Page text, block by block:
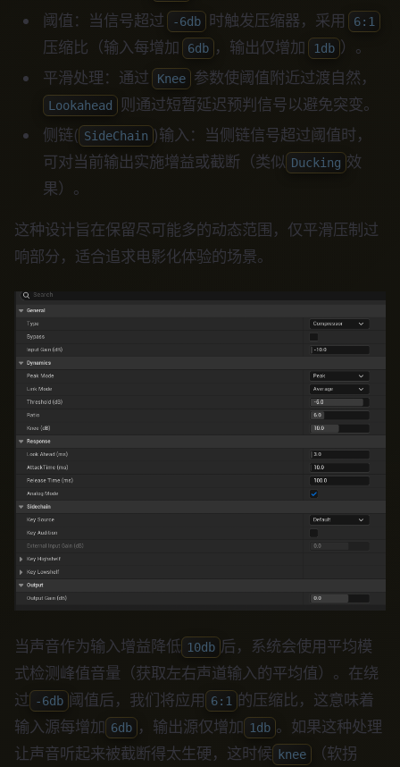
阈值：当信号超过
-6db 时触发压缩器，采用 6:1
压缩比（输入每增加 6db ，输出仅增加 1db ）。
平滑处理：通过
Knee 参数使阈值附近过渡自然，
Lookahead
则通过短暂延迟预判信号以避免突变。
侧链( SideChain )输入：当侧链信号超过阈值时，
可对当前输出实施增益或截断（类似 Ducking 效
果）。
这种设计旨在保留尽可能多的动态范围，仅平滑压制过
响部分，适合追求电影化体验的场景。
当声音作为输入增益降低 10db 后，系统会使用平均模
式检测峰值音量（获取左右声道输入的平均值）。在绕
过 -6db 阈值后，我们将应用 6:1 的压缩比，这意味着
输入源每增加 6db ，输出源仅增加 1db 。如果这种处理
让声音听起来被截断得太生硬，这时候
knee （软拐